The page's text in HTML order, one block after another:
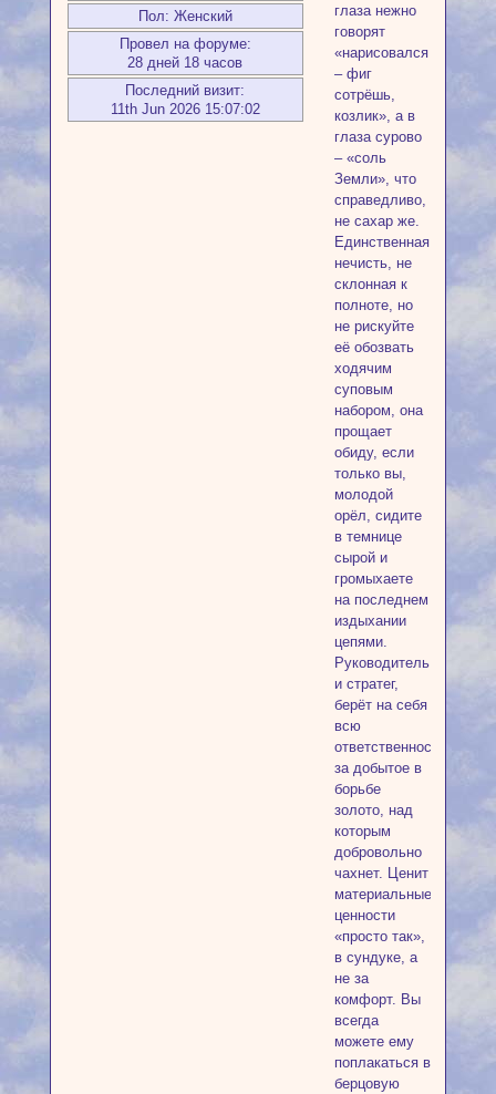
Пол: Женский
Провел на форуме:
28 дней 18 часов
Последний визит:
11th Jun 2026 15:07:02
глаза нежно
говорят
«нарисовался
– фиг
сотрёшь,
козлик», а в
глаза сурово
– «соль
Земли», что
справедливо,
не сахар же.
Единственная
нечисть, не
склонная к
полноте, но
не рискуйте
её обозвать
ходячим
суповым
набором, она
прощает
обиду, если
только вы,
молодой
орёл, сидите
в темнице
сырой и
громыхаете
на последнем
издыхании
цепями.
Руководитель
и стратег,
берёт на себя
всю
ответственность
за добытое в
борьбе
золото, над
которым
добровольно
чахнет. Ценит
материальные
ценности
«просто так»,
в сундуке, а
не за
комфорт. Вы
всегда
можете ему
поплакаться в
берцовую